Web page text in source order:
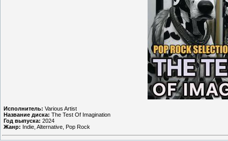
Исполнитель: Various Artist
Название диска: The Test Of Imagination
Год выпуска: 2024
Жанр: Indie, Alternative, Pop Rock